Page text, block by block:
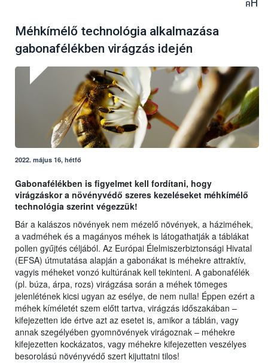
Méhkímélő technológia alkalmazása
gabonafélékben virágzás idején
2022. május 16, hétfő
Gabonafélékben is figyelmet kell fordítani, hogy
virágzáskor a növényvédő szeres kezeléseket méhkímélő
technológia szerint végezzük!
Bár a kalászos növények nem mézelő növények, a háziméhek,
a vadméhek és a magányos méhek is látogathatják a táblákat
pollen gyűjtés céljából. Az Európai Élelmiszerbiztonsági Hivatal
(EFSA) útmutatása alapján a gabonákat is méhekre attraktív,
vagyis méheket vonzó kultúrának kell tekinteni. A gabonafélék
(pl. búza, árpa, rozs) virágzása során a méhek tömeges
jelenlétének kicsi ugyan az esélye, de nem nulla! Éppen ezért a
méhek kíméletét szem előtt tartva, virágzás időszakában –
kifejezetten ide értve azt az esetet is, amikor a táblán, vagy
annak szegélyében gyomnövények virágoznak – méhekre
kifejezetten kockázatos, vagy méhekre kifejezetten veszélyes
besorolású növényvédő szert kijuttatni tilos!